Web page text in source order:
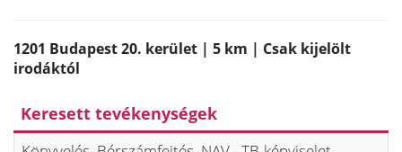
1201 Budapest 20. kerület | 5 km | Csak kijelölt
irodáktól
Keresett tevékenységek